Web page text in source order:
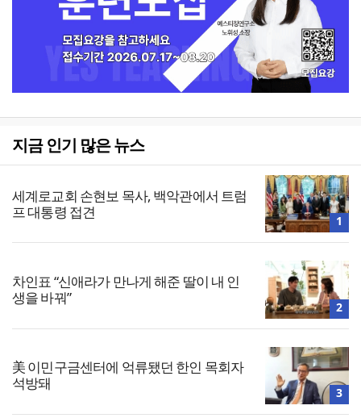
지금 인기 많은 뉴스
세계로교회 손현보 목사, 백악관에서 트럼
프 대통령 접견
1
차인표 “신애라가 만나게 해준 딸이 내 인
생을 바꿔”
2
美 이민구금센터에 억류됐던 한인 목회자
석방돼
3